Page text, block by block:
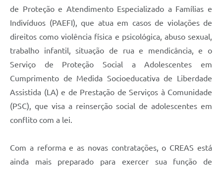
de Proteção e Atendimento Especializado a Famílias e
Indivíduos (PAEFI), que atua em casos de violações de
direitos como violência física e psicológica, abuso sexual,
trabalho infantil, situação de rua e mendicância, e o
Serviço de Proteção Social a Adolescentes em
Cumprimento de Medida Socioeducativa de Liberdade
Assistida (LA) e de Prestação de Serviços à Comunidade
(PSC), que visa a reinserção social de adolescentes em
conflito com a lei.
Com a reforma e as novas contratações, o CREAS está
ainda mais preparado para exercer sua função de